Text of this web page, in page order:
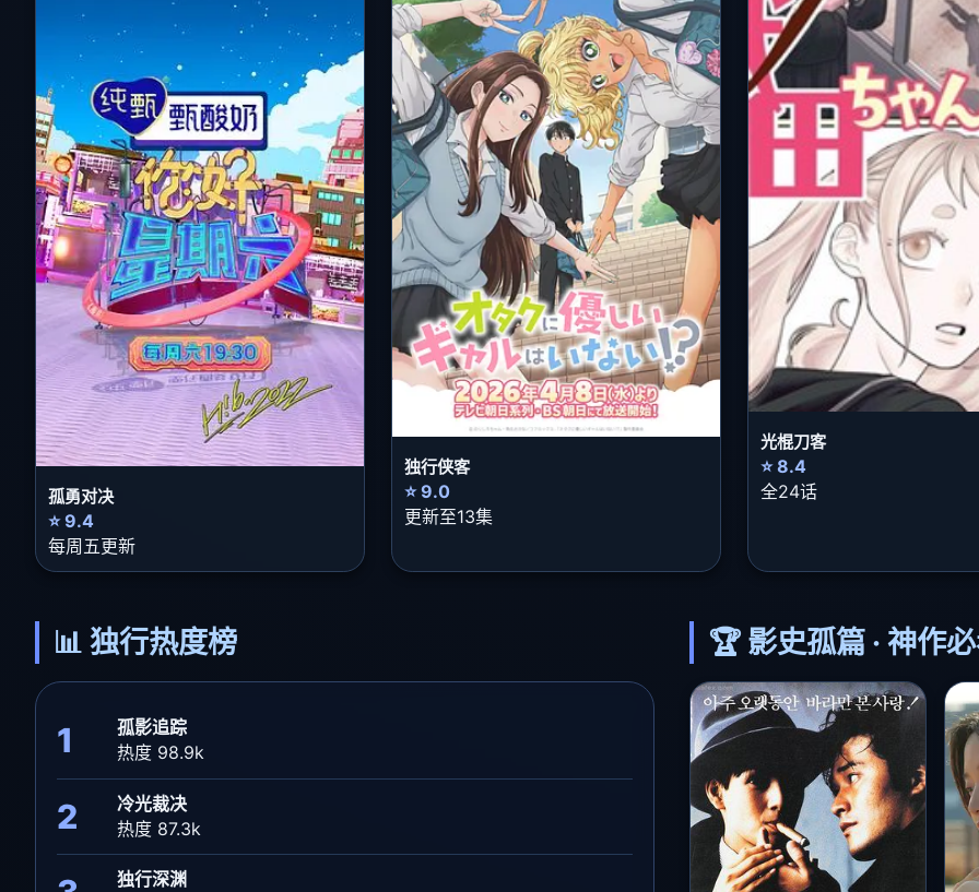
孤勇对决
⭐ 9.4
每周五更新
独行侠客
⭐ 9.0
更新至13集
光棍刀客
⭐ 8.4
全24话
📊 独行热度榜
1
孤影追踪
热度 98.9k
2
冷光裁决
热度 87.3k
独行深渊
🏆 影史孤篇 · 神作